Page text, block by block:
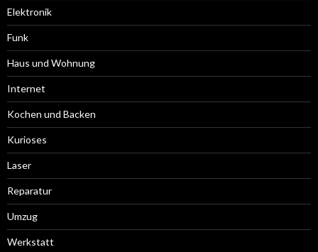
Elektronik
Funk
Haus und Wohnung
Internet
Kochen und Backen
Kurioses
Laser
Reparatur
Umzug
Werkstatt